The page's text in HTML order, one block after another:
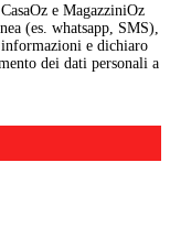
e MagazziniOz
(es. whatsapp, SMS),
e dichiaro
dei dati personali a